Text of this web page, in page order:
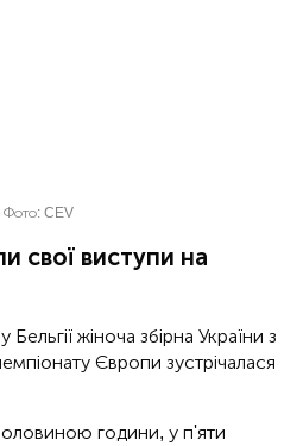
Фото: CEV
свої виступи на
жіноча збірна України з
Європи зустрічалася
години, у п'яти